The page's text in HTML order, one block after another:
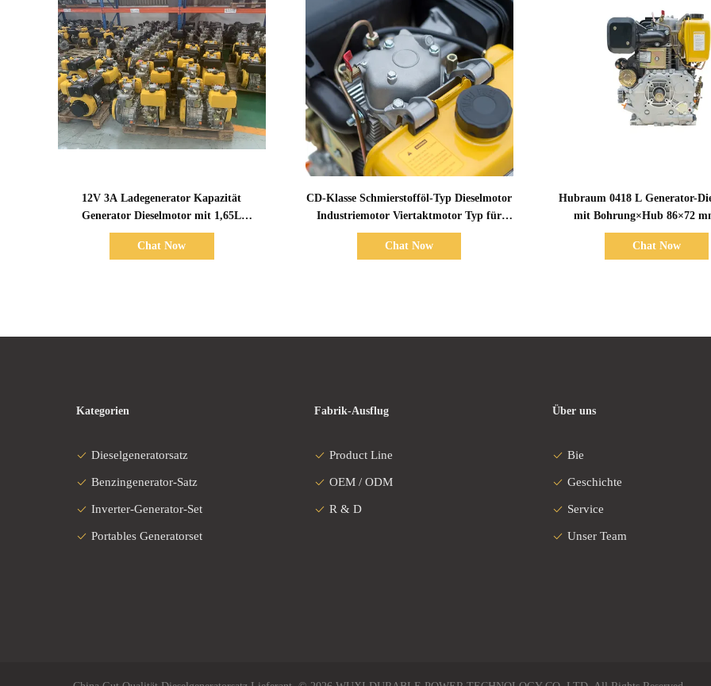
12V 3A Ladegenerator Kapazität
Generator Dieselmotor mit 1,65L
Schmierölkapazität und über 12V 36Ah
Akkumulatorkapazität für die
Chat Now
CD-Klasse Schmierstofföl-Typ Dieselmotor
Industriemotor Viertaktmotor Typ für
maximale Haltbarkeit und Leistung
konzipiert
Chat Now
Hubraum 0418 L Generator-
mit Bohrung×Hub 86×72
Gesamtabmessung
ausgelegt für Leistung
Chat Now
Kategorien
Dieselgeneratorsatz
Benzingenerator-Satz
Inverter-Generator-Set
Portables Generatorset
Fabrik-Ausflug
Product Line
OEM / ODM
R & D
Über uns
Bie
Geschichte
Service
Unser Team